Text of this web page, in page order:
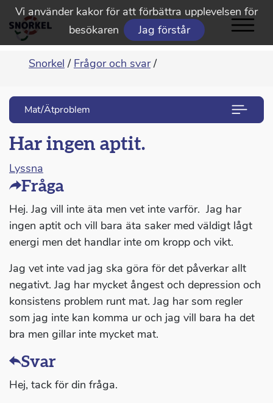
Vi använder kakor för att förbättra upplevelsen för
besökaren
Jag förstår
Snorkel / Frågor och svar /
Mat/Ätproblem
Har ingen aptit.
Lyssna
Fråga
Hej. Jag vill inte äta men vet inte varför. Jag har
ingen aptit och vill bara äta saker med väldigt lågt
energi men det handlar inte om kropp och vikt.
Jag vet inte vad jag ska göra för det påverkar allt
negativt. Jag har mycket ångest och depression och
konsistens problem runt mat. Jag har som regler
som jag inte kan komma ur och jag vill bara ha det
bra men gillar inte mycket mat.
Svar
Hej, tack för din fråga.